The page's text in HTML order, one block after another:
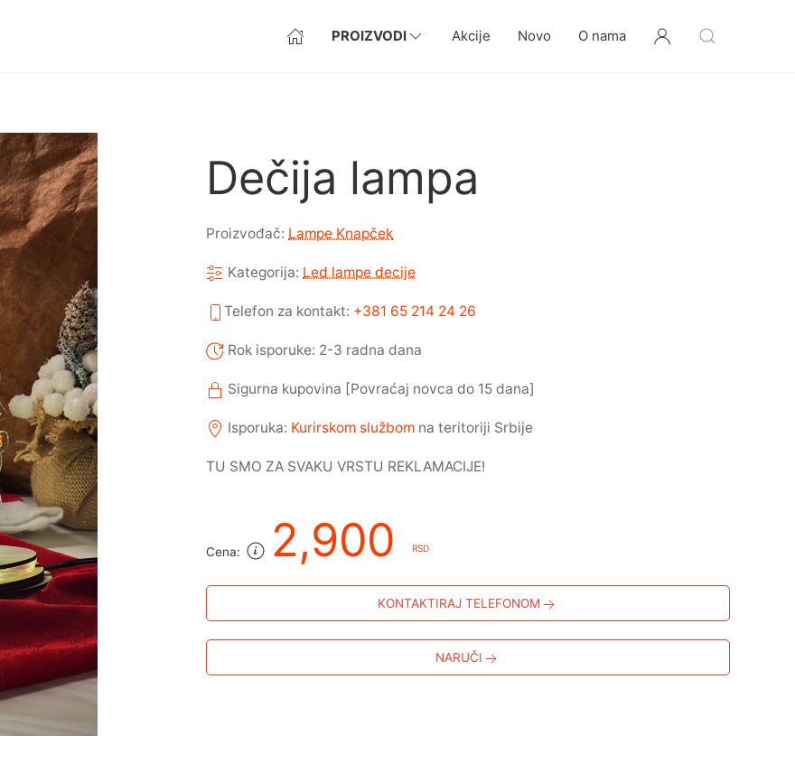
PROIZVODI Akcije Novo O nama
Dečija lampa
Proizvođač: Lampe Knapček
Kategorija: Led lampe decije
Telefon za kontakt: +381 65 214 24 26
Rok isporuke: 2-3 radna dana
Sigurna kupovina [Povraćaj novca do 15 dana]
Isporuka: Kurirskom službom na teritoriji Srbije
TU SMO ZA SVAKU VRSTU REKLAMACIJE!
Cena: 2,900 RSD
KONTAKTIRAJ TELEFONOM
NARUČI